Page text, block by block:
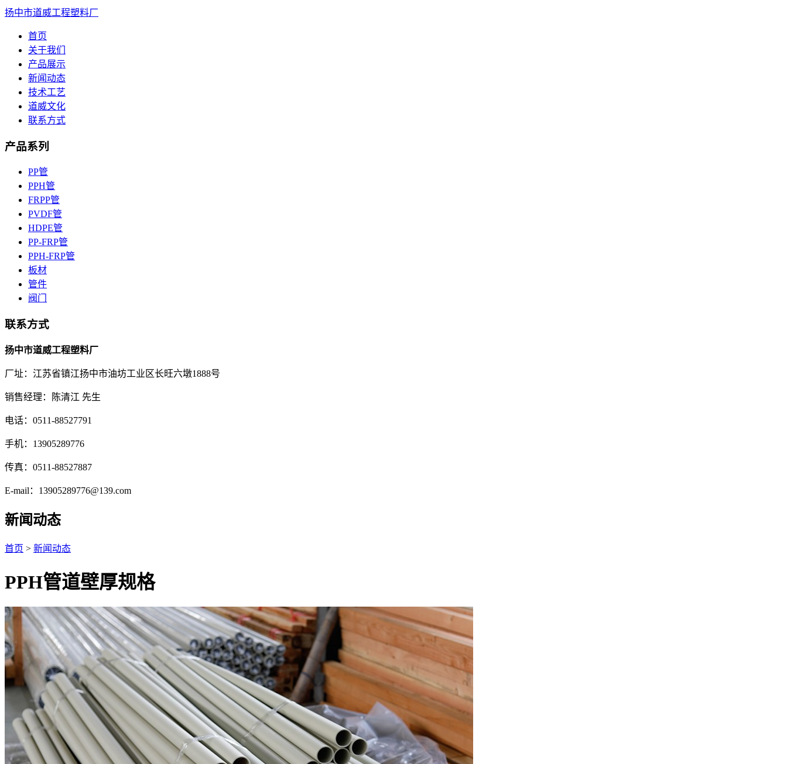
扬中市道威工程塑料厂
首页
关于我们
产品展示
新闻动态
技术工艺
道威文化
联系方式
产品系列
PP管
PPH管
FRPP管
PVDF管
HDPE管
PP-FRP管
PPH-FRP管
板材
管件
阀门
联系方式
扬中市道威工程塑料厂
厂址：江苏省镇江扬中市油坊工业区长旺六墩1888号
销售经理：陈清江 先生
电话：0511-88527791
手机：13905289776
传真：0511-88527887
E-mail：13905289776@139.com
新闻动态
首页 > 新闻动态
PPH管道壁厚规格